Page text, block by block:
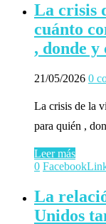
La crisis
cuánto
, donde y
21/05/2026 0
La crisis de la
para quién ,
Leer más
0 Facebook
La
Unidos